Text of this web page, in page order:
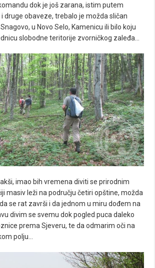
dok je još zarana, istim putem
druge obaveze, trebalo je možda sličan
u Novo Selo, Kamenicu ili bilo koju
slobodne teritorije zvorničkog zaleđa…
imao bih vremena diviti se prirodnim
masiv leži na području četiri opštine, možda
se rat završi i da jednom u miru dođem na
divim se svemu dok pogled puca daleko
prema Sjeveru, te da odmarim oči na
polju…